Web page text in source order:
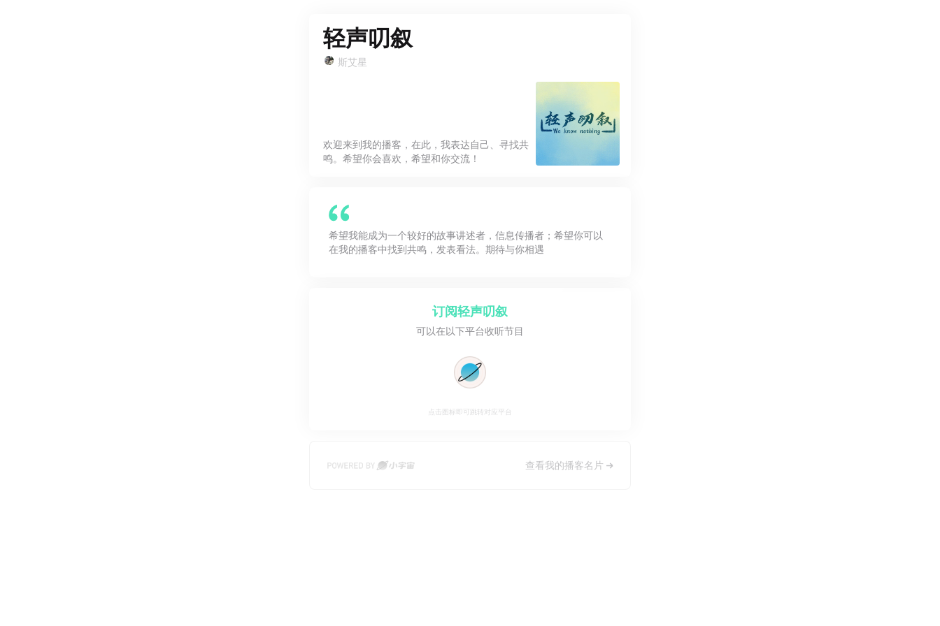
轻声叨叙
斯艾星
欢迎来到我的播客，在此，我表达自己、寻找共
鸣。希望你会喜欢，希望和你交流！
希望我能成为一个较好的故事讲述者，信息传播者；希望你可以
在我的播客中找到共鸣，发表看法。期待与你相遇
订阅轻声叨叙
可以在以下平台收听节目
点击图标即可跳转对应平台
查看我的播客名片